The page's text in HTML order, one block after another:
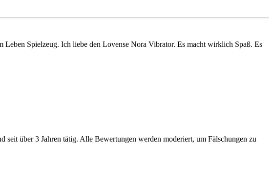
Leben Spielzeug. Ich liebe den Lovense Nora Vibrator. Es macht wirklich Spaß. Es
über 3 Jahren tätig. Alle Bewertungen werden moderiert, um Fälschungen zu